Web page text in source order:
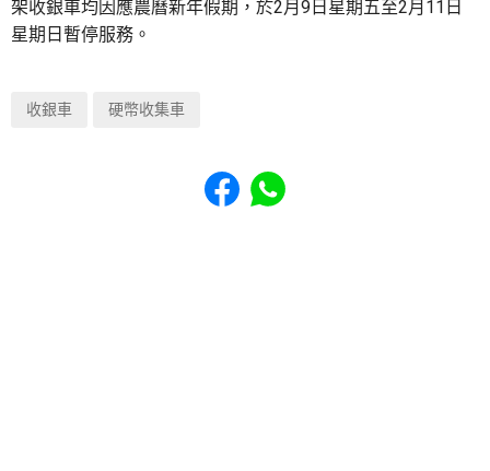
架收銀車均因應農曆新年假期，於2月9日星期五至2月11日
星期日暫停服務。
收銀車 硬幣收集車
Share to Facebook
Share to WhatsApp